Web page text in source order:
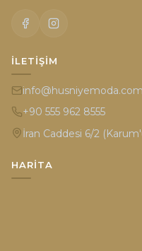
İLETIŞIM
info@husniyemoda.com
+90 555 962 8555
İran Caddesi 6/2
HARITA